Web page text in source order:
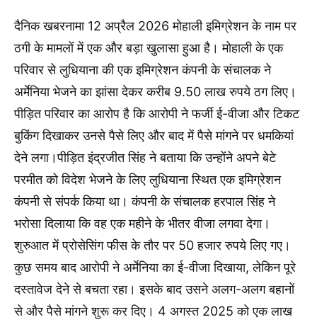
दैनिक खबरनामा 12 अप्रैल 2026 मोहाली इमिग्रेशन के नाम पर
ठगी के मामलों में एक और बड़ा खुलासा हुआ है। मोहाली के एक
परिवार से लुधियाना की एक इमिग्रेशन कंपनी के संचालक ने
अर्मेनिया भेजने का झांसा देकर करीब 9.50 लाख रुपये ठग लिए।
पीड़ित परिवार का आरोप है कि आरोपी ने फर्जी ई-वीजा और टिकट
बुकिंग दिखाकर उनसे पैसे लिए और बाद में पैसे मांगने पर धमकियां
देने लगा।पीड़ित इंद्रजीत सिंह ने बताया कि उन्होंने अपने बेटे
परमीत को विदेश भेजने के लिए लुधियाना स्थित एक इमिग्रेशन
कंपनी से संपर्क किया था। कंपनी के संचालक हरपाल सिंह ने
भरोसा दिलाया कि वह एक महीने के भीतर वीजा लगवा देगा।
शुरुआत में प्रोसेसिंग फीस के तौर पर 50 हजार रुपये लिए गए।
कुछ समय बाद आरोपी ने अर्मेनिया का ई-वीजा दिखाया, लेकिन पूरे
दस्तावेज देने से बचता रहा। इसके बाद उसने अलग-अलग बहानों
से और पैसे मांगने शुरू कर दिए। 4 अगस्त 2025 को एक लाख